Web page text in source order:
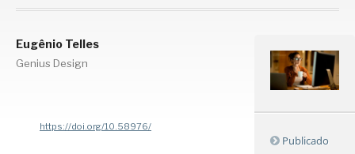
Eugênio Telles
Genius Design
https://doi.org/10.58976/
Publicado